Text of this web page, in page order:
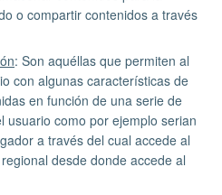
o compartir contenidos a través
: Son aquéllas que permiten al
con algunas características de
en función de una serie de
usuario como por ejemplo serian
a través del cual accede al
desde donde accede al